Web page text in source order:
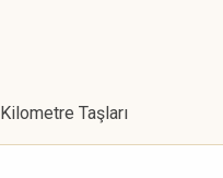
Kilometre Taşları